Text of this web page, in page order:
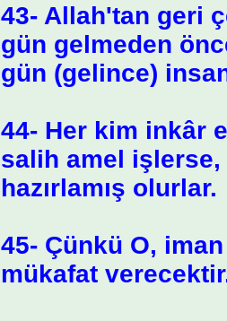
43- Allah'tan geri
gün gelmeden
gün (gelince)
44- Her kim inkâr
salih amel
hazırlamış olurlar.
45- Çünkü O,
mükafat